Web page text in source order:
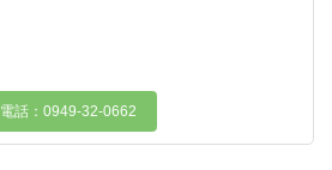
電話：0949-32-0662